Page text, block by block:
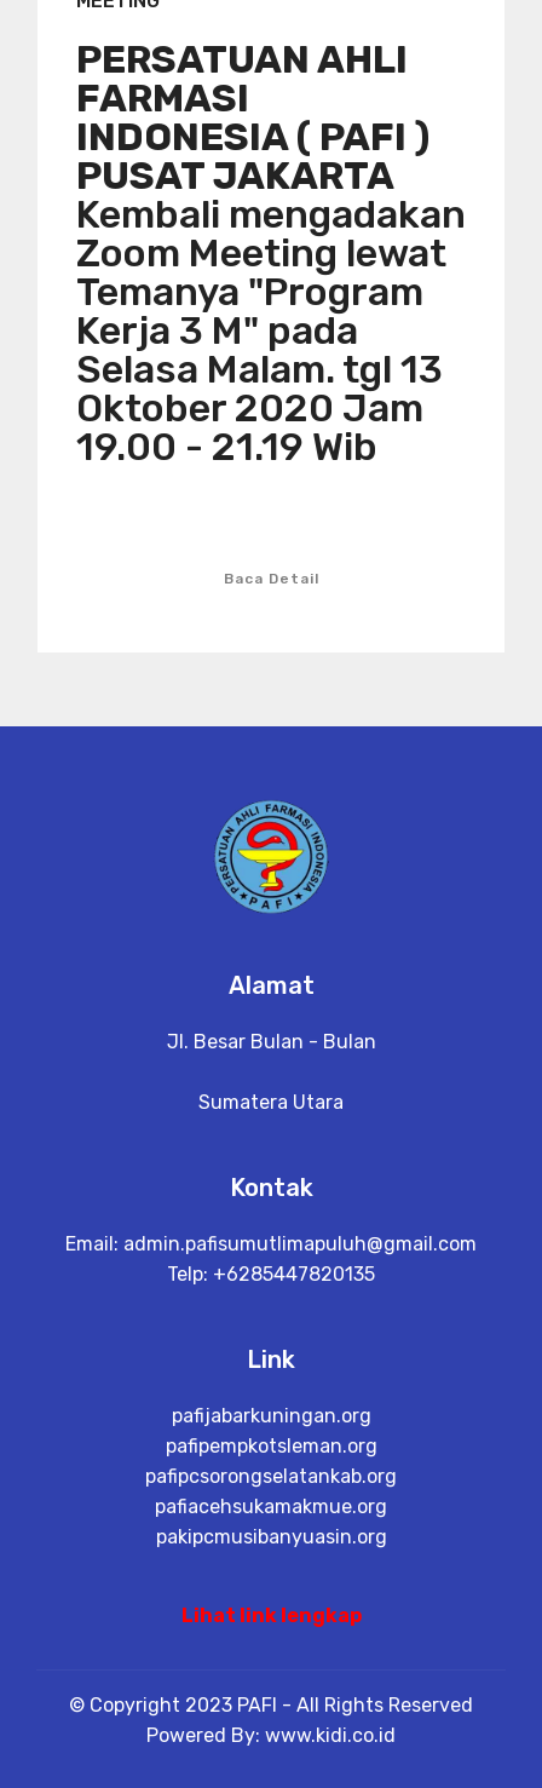
PERSATUAN AHLI
FARMASI
INDONESIA ( PAFI )
PUSAT JAKARTA
Kembali mengadakan
Zoom Meeting lewat
Temanya "Program
Kerja 3 M" pada
Selasa Malam. tgl 13
Oktober 2020 Jam
19.00 - 21.19 Wib
Baca Detail
Alamat
Jl. Besar Bulan - Bulan
Sumatera Utara
Kontak
Email: admin.pafisumutlimapuluh@gmail.com
Telp: +6285447820135
Link
pafijabarkuningan.org
pafipempkotsleman.org
pafipcsorongselatankab.org
pafiacehsukamakmue.org
pakipcmusibanyuasin.org
Lihat link lengkap
© Copyright 2023 PAFI - All Rights Reserved
Powered By: www.kidi.co.id